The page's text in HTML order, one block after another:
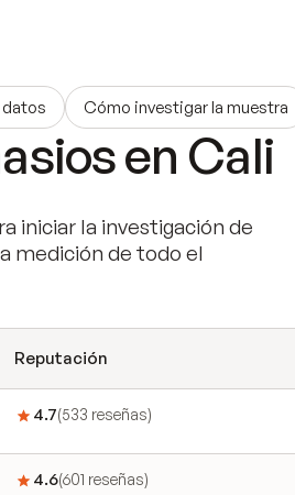
datos Cómo investigar la muestra
en Cali
iniciar la investigación de
medición de todo el
Reputación
4.7(533 reseñas)
4.6(601 reseñas)